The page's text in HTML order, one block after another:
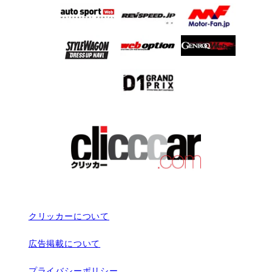
クリッカーについて
広告掲載について